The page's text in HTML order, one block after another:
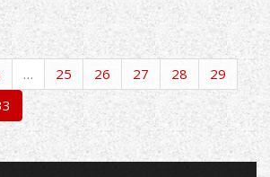
… 25 26 27 28
29